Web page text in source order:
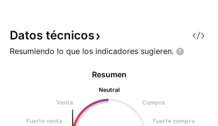
Datos técnicos
Resumiendo lo que los indicadores sugieren.
Resumen
Neutral
Venta
Compra
Fuerte venta Fuerte compra